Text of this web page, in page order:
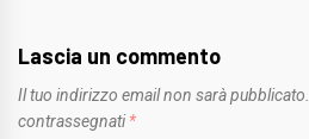
Lascia un commento
Il tuo indirizzo email non sarà pubblicato.
contrassegnati *